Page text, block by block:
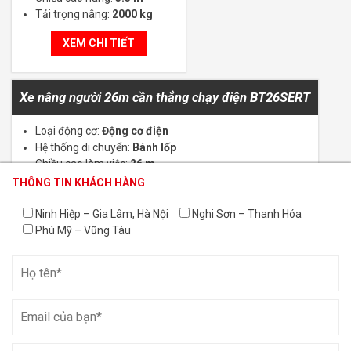
Tải trọng nâng: 2000 kg
XEM CHI TIẾT
Xe nâng người 26m cần thẳng chạy điện BT26SERT
Loại động cơ: Động cơ điện
Hệ thống di chuyển: Bánh lốp
Chiều cao làm việc:26 m
Tải trọng nâng: 454 kg
XEM CHI TIẾT
Chiều cao làm việc:
THÔNG TIN KHÁCH HÀNG
THÔNG TIN KHÁCH HÀNG
THÔNG TIN KHÁCH HÀNG
Ninh Hiệp – Gia Lâm, Hà Nội
Nghi Sơn – Thanh Hóa
Phú Mỹ – Vũng Tàu